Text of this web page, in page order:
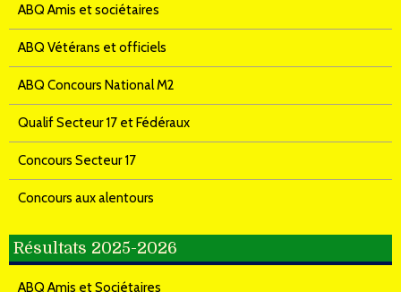
ABQ Amis et sociétaires
ABQ Vétérans et officiels
ABQ Concours National M2
Qualif Secteur 17 et Fédéraux
Concours Secteur 17
Concours aux alentours
Résultats 2025-2026
ABQ Amis et Sociétaires